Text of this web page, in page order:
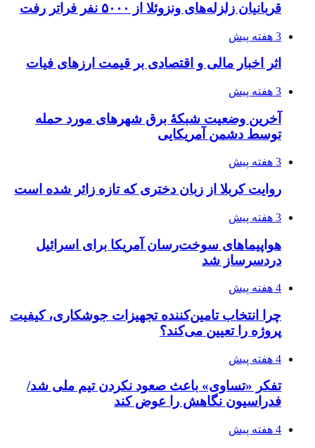
قربانیان زلزله‌های ونزوئلا از ۵۰۰۰ نفر فراتر رفت
3 هفته پیش
اثر اخبار مالی و اقتصادی بر قیمت ارزهای فیات
3 هفته پیش
آخرین وضعیت شبکۀ برق شهرهای مورد حمله
توسط دشمن آمریکایی
3 هفته پیش
روایت کربلا از زبان دختری که تازه زائر شده است
3 هفته پیش
هواپیماهای سوخت‌رسان آمریکا برای اسرائیل
دردسرساز شد
4 هفته پیش
چرا انتخاب تامین‌کننده تجهیزات جوشکاری، کیفیت
پروژه را تعیین می‌کند؟
4 هفته پیش
تفکر «تساوی» باعث صعود نکردن تیم ملی شد/
فدراسیون نگاهش را عوض کند
4 هفته پیش